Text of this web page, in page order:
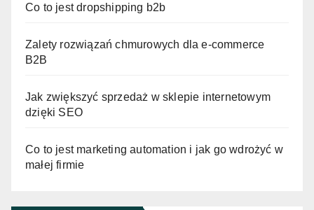
Co to jest dropshipping b2b
Zalety rozwiązań chmurowych dla e-commerce
B2B
Jak zwiększyć sprzedaż w sklepie internetowym
dzięki SEO
Co to jest marketing automation i jak go wdrożyć w
małej firmie